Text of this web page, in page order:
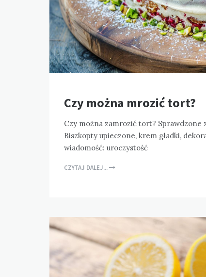
Czy można mrozić tort?
Czy można zamrozić tort?
Biszkopty upieczone, krem gładki,
wiadomość: uroczystość
CZYTAJ DALEJ...